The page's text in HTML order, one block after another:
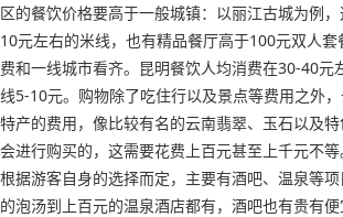
区的餐饮价格要高于一般城镇：以丽江古城为例
10元左右的米线，也有精品餐厅高于100元双人
费和一线城市看齐。昆明餐饮人均消费在30-40元
线5-10元。购物除了吃住行以及景点等费用之外
特产的费用，像比较有名的云南翡翠、玉石以及
会进行购买的，这需要花费上百元甚至上千元不
根据游客自身的选择而定，主要有酒吧、温泉等
的泡汤到上百元的温泉酒店都有，酒吧也有贵有